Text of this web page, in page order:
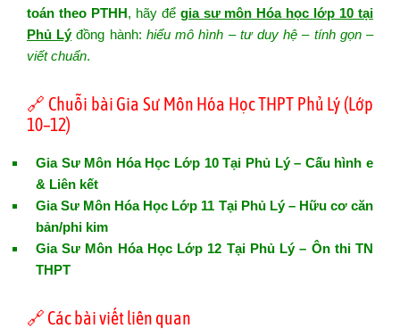
toán theo PTHH, hãy để gia sư môn Hóa học lớp 10 tại
Phủ Lýđồng hành: hiểu mô hình – tư duy hệ – tính gọn –
viết chuẩn.
🔗 Chuỗi bài Gia Sư Môn Hóa Học THPT Phủ Lý (Lớp
10–12)
Gia Sư Môn Hóa Học Lớp 10 Tại Phủ Lý – Cấu hình e
& Liên kết
Gia Sư Môn Hóa Học Lớp 11 Tại Phủ Lý – Hữu cơ căn
bản/phi kim
Gia Sư Môn Hóa Học Lớp 12 Tại Phủ Lý – Ôn thi TN
THPT
🔗 Các bài viết liên quan